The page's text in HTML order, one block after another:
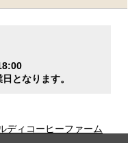
となります。
ディコーヒーファーム